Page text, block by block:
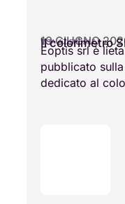
19 GIUGNO
VITA AZIENDALE
Il colorimetro
Eoptis srl è
pubblicato
dedicato al